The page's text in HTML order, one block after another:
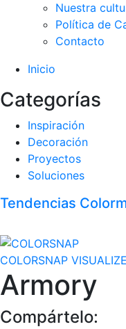
Nuestra
Política de
Contacto
Inicio
Categorías
Inspiración
Decoración
Proyectos
Soluciones
Tendencias
COLORSNAP
Armory
Compártelo: